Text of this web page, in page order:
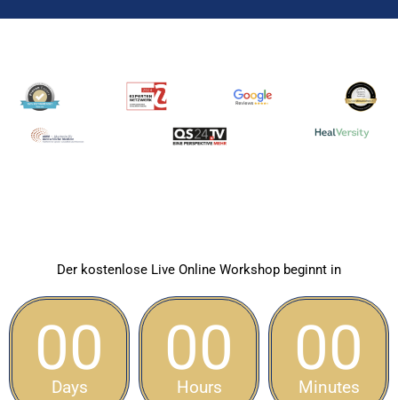
Der kostenlose Live Online Workshop beginnt in
00
Days
00
Hours
00
Minutes